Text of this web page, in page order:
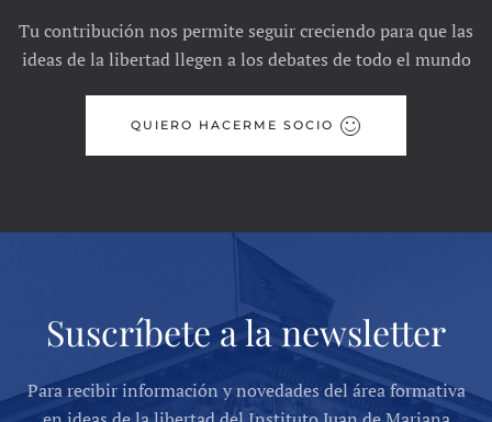
Tu contribución nos permite seguir creciendo para que las
ideas de la libertad llegen a los debates de todo el mundo
QUIERO HACERME SOCIO
Suscríbete a la newsletter
Para recibir información y novedades del área formativa